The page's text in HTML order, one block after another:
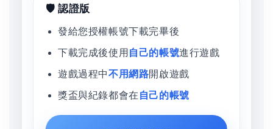
🛡️ 認證版
發給您授權帳號下載完畢後
下載完成後使用 自己的帳號進行遊戲
遊戲過程中不用網路開啟遊戲
獎盃與紀錄都會在 自己的帳號